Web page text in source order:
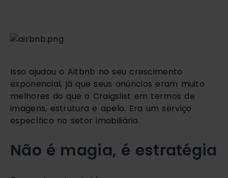
Isso ajudou o Aitbnb no seu crescimento
exponencial, já que seus anúncios eram muito
melhores do que o Craigslist em termos de
imagens, estrutura e apelo. Era um serviço
específico no setor imobiliário.
Não é magia, é estratégia